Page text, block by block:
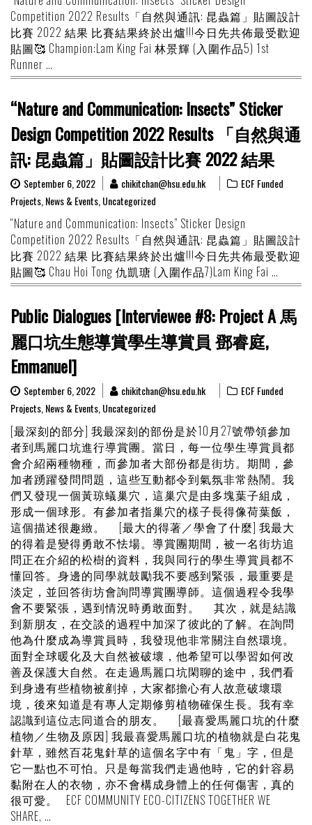
Competition 2022 Results「自然與通訊: 昆蟲篇」貼圖設計
比賽 2022 結果 比賽結果終於出爐!!!今日先共佈最受歡迎
貼圖🥰 Champion:Lam King Fai 林景輝 (入圍作品5) 1st
Runner …
“Nature and Communication: Insects” Sticker
Design Competition 2022 Results 「自然與通
訊: 昆蟲篇」貼圖設計比賽 2022 結果
September 6, 2022 chikitchan@hsu.edu.hk
ECF Funded
Projects News & Events Uncategorized
“Nature and Communication: Insects” Sticker Design
Competition 2022 Results「自然與通訊: 昆蟲篇」貼圖設計
比賽 2022 結果 比賽結果終於出爐!!!今日先共佈最受歡迎
貼圖🥰 Chau Hoi Tong 仇凱瑭 (入圍作品7)Lam King Fai …
Public Dialogues [Interviewee #8: Project A 馬
麗口坑生態導賞學生導賞員 鄧睿庭,
Emmanuel]
September 6, 2022 chikitchan@hsu.edu.hk
ECF Funded
Projects News & Events Uncategorized
[最深刻的部分] 我最深刻的部份是於10月27號帶領參加
者到馬麗口坑進行導賞團。當日，每一位學生導賞員都
會介紹兩種物種，而參加者大部份都是街坊。期間，參
加者踴躍發問問題，這些互動都令到氣氛非常熱鬧。我
們又發現一個黃琼蟻巢穴，這巢穴是由多塊葉子組成，
形成一個球形。有參加者指巢穴的樣子長得像荷葉飯，
這個描述很趣緻。 [最大的得著／學會了什麼] 我最大
的得着是變得勇敢不怯場。導賞團期間，被一名街坊追
問正在介紹的松樹的資料，我與同行的學生導賞員都不
懂回答。身邊的同學就鼓勵我不要感到緊張，最重要是
淡定，並回答街坊會詢問導賞團導師。這個過程令我學
會不要緊張，遇到情況時勇敢面對。 其次，就是結識
到新朋友，在交談的過程中加深了彼此的了解。在詢問
他為什麼成為導賞員時，我發現他非常關注自然環境。
面對全球暖化及大自然被破壞，他希望可以學習如何改
善及保護大自然。在走過馬麗口坑閑聊的途中，我們看
到身邊有些植物被剷掉，大家都擔心有人故意破壞環
境，後來知道是有專人定期修剪植物確保生長。我有幸
認識到這位志同道合的朋友。 [最喜愛馬麗口坑的什麼
植物／生物及原因] 我最喜愛馬麗口坑的植物就是白花鬼
針草，雖然百花鬼針草的這個名字中有「鬼」字，但是
它一點也不可怕。只是每當我們走過他時，它的針容易
黏附在人的衣物，亦不會構成身體上的任何傷害，真的
很可愛。 ECF COMMUNITY ECO-CITIZENS TOGETHER WE
SHARE, …